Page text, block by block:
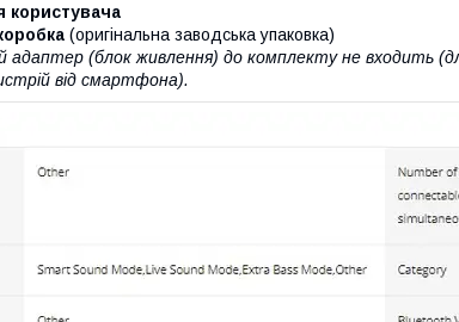
користувача
(оригінальна заводська упаковка)
адаптер (блок живлення) до комплекту не входить
від смартфона).